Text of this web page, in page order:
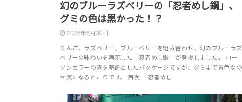
幻のブルーラズベリーの「忍者めし鋼」、
グミの色は黒かった！？
2026年6月30日
りんご、ラズベリー、ブルーベリーを組み合わせ、幻のブルーラズ
ベリーの味わいを再現した「忍者めし鋼」が登場しました。 ロー
ソンカラーの青を基調としたパッケージですが、グミまで青色なの
か気になるところです。 目次 「忍者めし…